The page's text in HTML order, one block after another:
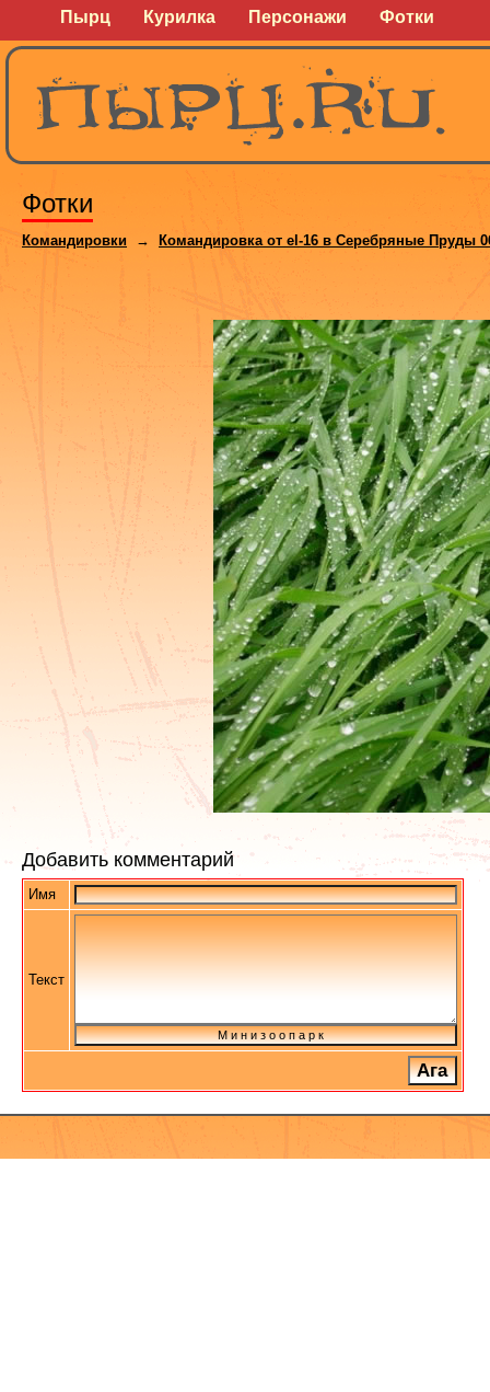
Пырц Курилка Персонажи Фотки
Фотки
Командировки → Командировка от el-16 в Серебряные Пруды
Добавить комментарий
Имя
Текст
М и н и з о о п а р к